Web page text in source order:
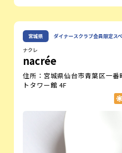
松永 和之
代表取締役
は一味違う、
大空を羽ばた
「人と出会った時、その出会いは
るかもしれない。だから、その
けております。「身体に優しく、
る料理」をモットーに、日本や
かしたシェフのオリジナリティー
切なひと時を彩りたいと思ってお
nacrée
ナクレ
住所：宮城県仙台市青葉区一番
トタワー館 4F
宮城県 ダイナースクラブ会員限定ス